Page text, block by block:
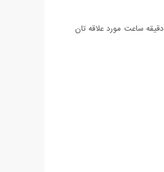
- بند مورد علاقه تان در داخل گیره های ساعت قرار داده، قاب هم رنگ را برداشته و به صورت پیچی به دور صفحه ساعت بچرخانید تا فیکس بشود. به همین سادگی و در عرض کمتر از 1 دقیقه ساعت مورد علاقه تان